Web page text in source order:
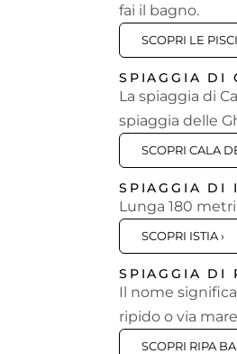
fai il bagno.
SCOPRI LE
SPIAGGIA DI
La spiaggia di
spiaggia delle
SCOPRI CALA
SPIAGGIA DI
Lunga 180
SCOPRI ISTIA ›
SPIAGGIA DI
Il nome
ripido o via
SCOPRI RIPA